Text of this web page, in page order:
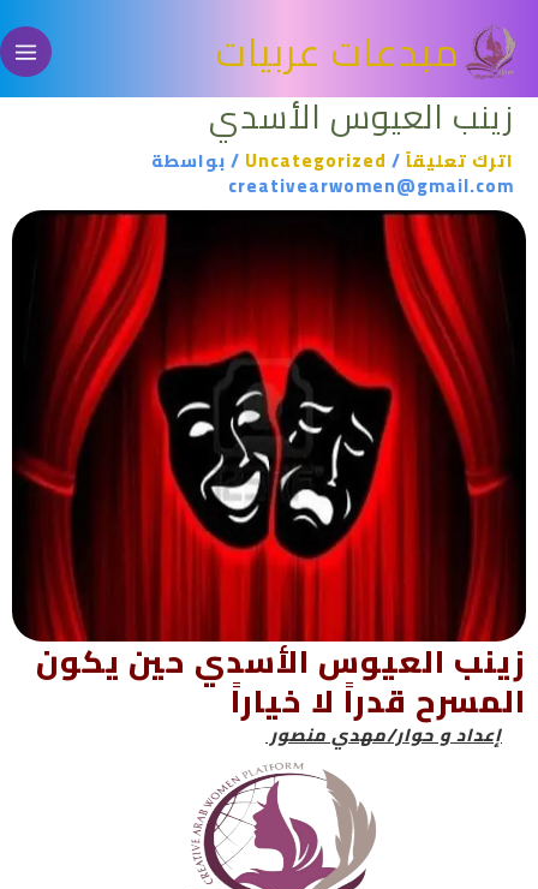
إلى
المحتوىمبدعات عربيات
زينب العيوس الأسدي
اترك تعليقاً/
Uncategorized / بواسطة
creativearwomen@gmail.com
زينب العيوس الأسدي حين يكون
المسرح قدراً لا خياراً
إعداد و حوار/مهدي منصور